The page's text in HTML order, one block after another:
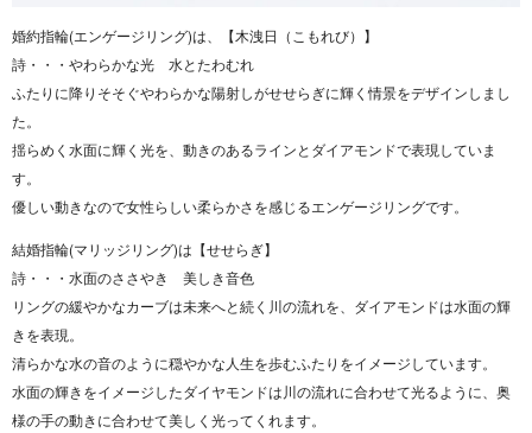
婚約指輪(エンゲージリング)は、【木洩日（こもれび）】
詩・・・やわらかな光 水とたわむれ
ふたりに降りそそぐやわらかな陽射しがせせらぎに輝く情景をデザインしまし
た。
揺らめく水面に輝く光を、動きのあるラインとダイアモンドで表現していま
す。
優しい動きなので女性らしい柔らかさを感じるエンゲージリングです。
結婚指輪(マリッジリング)は【せせらぎ】
詩・・・水面のささやき 美しき音色
リングの緩やかなカーブは未来へと続く川の流れを、ダイアモンドは水面の輝
きを表現。
清らかな水の音のように穏やかな人生を歩むふたりをイメージしています。
水面の輝きをイメージしたダイヤモンドは川の流れに合わせて光るように、奥
様の手の動きに合わせて美しく光ってくれます。